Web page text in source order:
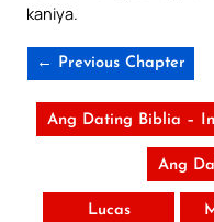
kaniya.
← Previous Chapter
Ang Dating Biblia –
Ang
Lucas